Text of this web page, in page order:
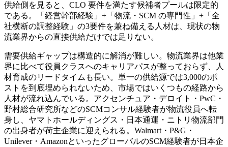
供給側を見ると、CLO 要件を満たす候補者プールは限定的
である。「経営幹部経験」+「物流・SCM の専門性」+「全
社横断の調整経験」の3要件を兼ね備える人材は、現状の物
流業界からの直接供給だけでは足りない。
需要供給ギャップは構造的に解消が難しい。物流業界は他業
界に比べて役員クラスへのキャリアパスが整っておらず、人
材育成のリードタイムも長い。単一の供給源では3,000のポ
ストを到底埋められないため、市場ではいくつもの経路から
人材が流れ込んでいる。アクセンチュア・デロイト・PwC・
野村総合研究所などのSCMコンサル経験者が物流役員へ転
身し、ヤマトホールディングス・日本通運・ニトリ物流部門
の出身者が荷主企業に迎えられる。Walmart・P&G・
Unilever・AmazonといったグローバルのSCM経験者が日本企